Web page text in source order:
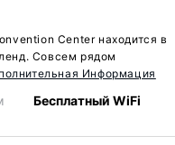
Center находится в
Совсем рядом
Информация
Бесплатный WiFi